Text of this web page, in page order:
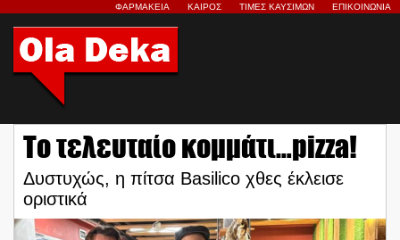
ΦΑΡΜΑΚΕΙΑ ΚΑΙΡΟΣ ΤΙΜΕΣ ΚΑΥΣΙΜΩΝ ΕΠΙΚΟΙΝΩΝΙΑ
Το τελευταίο κομμάτι…pizza!
Δυστυχώς, η πίτσα Basilico χθες έκλεισε
οριστικά